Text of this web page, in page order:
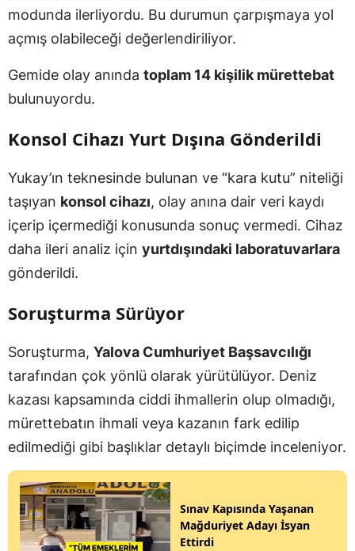
modunda ilerliyordu. Bu durumun çarpışmaya yol
açmış olabileceği değerlendiriliyor.
Gemide olay anında toplam 14 kişilik mürettebat
bulunuyordu.
Konsol Cihazı Yurt Dışına Gönderildi
Yukay’ın teknesinde bulunan ve “kara kutu” niteliği
taşıyan konsol cihazı, olay anına dair veri kaydı
içerip içermediği konusunda sonuç vermedi. Cihaz
daha ileri analiz için yurtdışındaki laboratuvarlara
gönderildi.
Soruşturma Sürüyor
Soruşturma, Yalova Cumhuriyet Başsavcılığı
tarafından çok yönlü olarak yürütülüyor. Deniz
kazası kapsamında ciddi ihmallerin olup olmadığı,
mürettebatın ihmali veya kazanın fark edilip
edilmediği gibi başlıklar detaylı biçimde inceleniyor.
Sınav Kapısında Yaşanan
Mağduriyet Adayı İsyan
Ettirdi